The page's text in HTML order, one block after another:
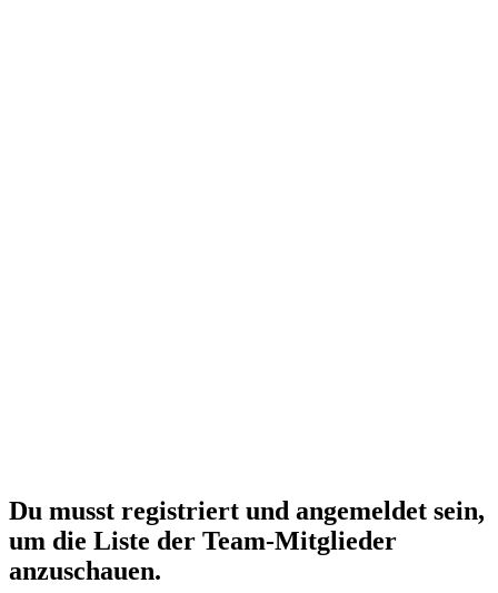
Du musst registriert und angemeldet sein,
um die Liste der Team-Mitglieder
anzuschauen.